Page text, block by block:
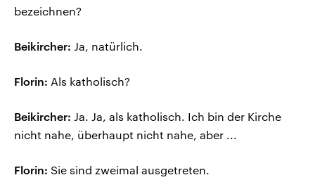
bezeichnen?
Beikircher: Ja, natürlich.
Florin: Als katholisch?
Beikircher: Ja. Ja, als katholisch. Ich bin der Kirche
nicht nahe, überhaupt nicht nahe, aber ...
Florin: Sie sind zweimal ausgetreten.